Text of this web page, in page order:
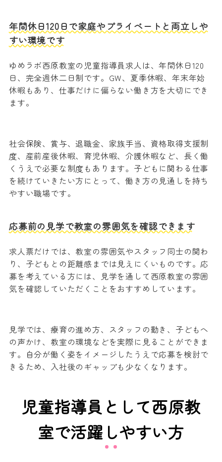
年間休日120日で家庭やプライベートと両立しや
すい環境です
ゆめラボ西原教室の児童指導員求人は、年間休日120
日、完全週休二日制です。GW、夏季休暇、年末年始
休暇もあり、仕事だけに偏らない働き方を大切にでき
ます。
社会保険、賞与、退職金、家族手当、資格取得支援制
度、産前産後休暇、育児休暇、介護休暇など、長く働
くうえで必要な制度もあります。子どもに関わる仕事
を続けていきたい方にとって、働き方の見通しを持ち
やすい職場です。
応募前の見学で教室の雰囲気を確認できます
求人票だけでは、教室の雰囲気やスタッフ同士の関わ
り、子どもとの距離感までは見えにくいものです。応
募を考えている方には、見学を通して西原教室の雰囲
気を確認していただくことをおすすめしています。
見学では、療育の進め方、スタッフの動き、子どもへ
の声かけ、教室の環境などを実際に見ることができま
す。自分が働く姿をイメージしたうえで応募を検討で
きるため、入社後のギャップも少なくなります。
児童指導員として西原教
室で活躍しやすい方